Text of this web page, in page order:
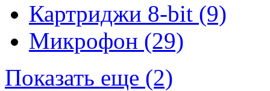
Картриджи 8-bit (9)
Микрофон (29)
Показать еще (2)